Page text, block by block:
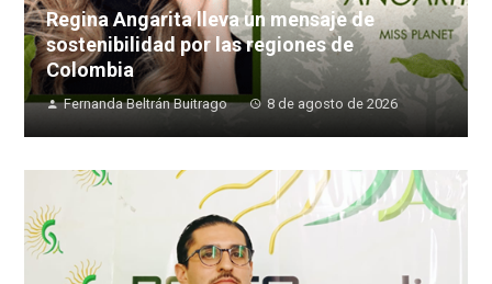
Regina Angarita lleva un mensaje de
sostenibilidad por las regiones de
Colombia
Fernanda Beltrán Buitrago 8 de agosto de 2026